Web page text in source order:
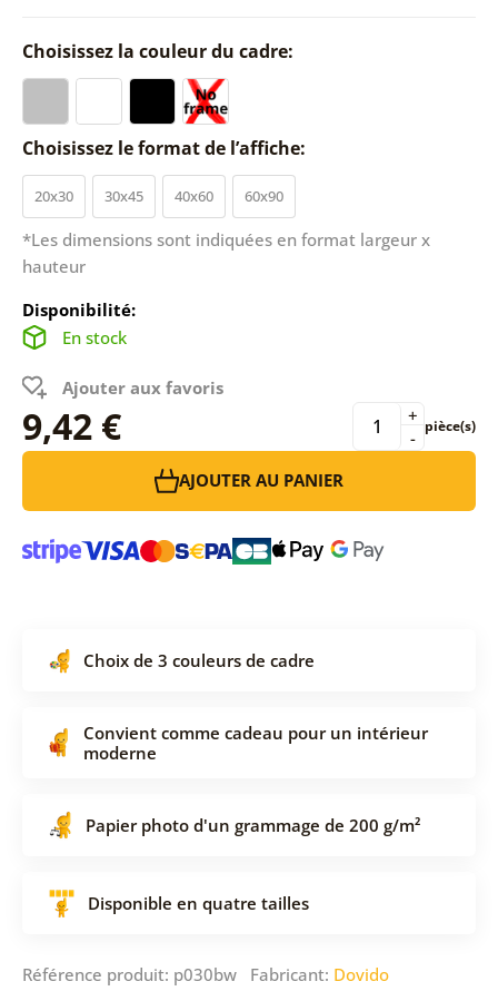
Choisissez la couleur du cadre:
Choisissez le format de l’affiche:
20x30 30x45 40x60 60x90
*Les dimensions sont indiquées en format largeur x
hauteur
Disponibilité:
En stock
Ajouter aux favoris
9,42 € -
+ pièce(s)
AJOUTER AU PANIER
Choix de 3 couleurs de cadre
Convient comme cadeau pour un intérieur
moderne
Papier photo d'un grammage de 200 g/m²
Disponible en quatre tailles
Référence produit: p030bw Fabricant: Dovido